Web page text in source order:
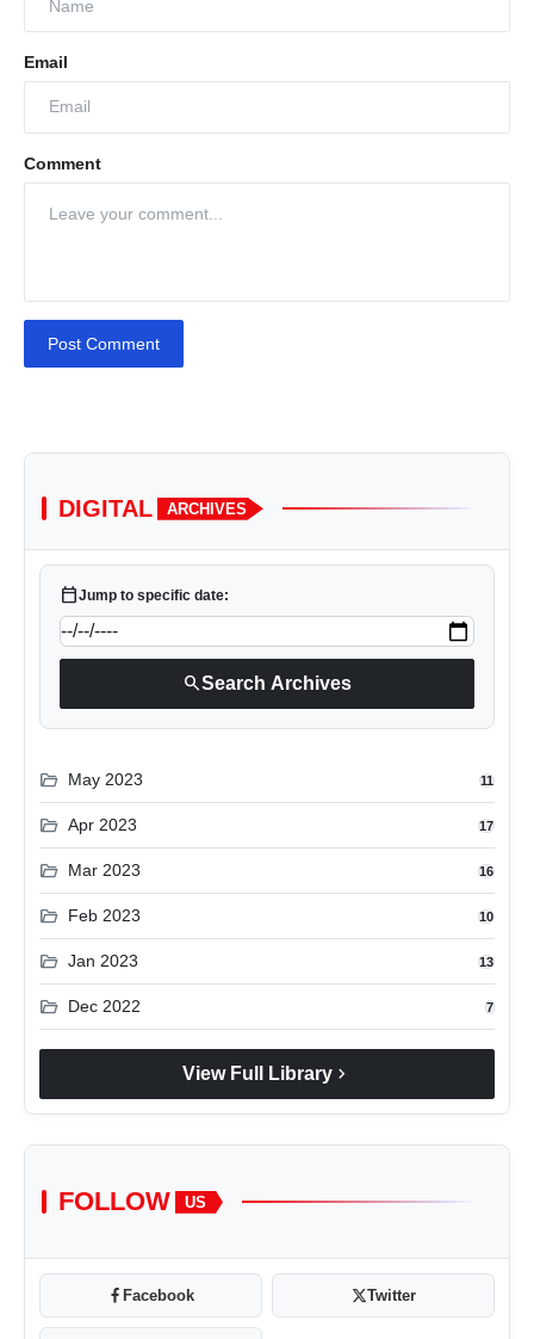
Email
Comment
Post Comment
DIGITAL ARCHIVES
calendar_todayJump to specific date:
searchSearch Archives
folder_open May 2023 11
folder_open Apr 2023 17
folder_open Mar 2023 16
folder_open Feb 2023 10
folder_open Jan 2023 13
folder_open Dec 2022 7
View Full Library chevron_right
FOLLOW US
Facebook Twitter